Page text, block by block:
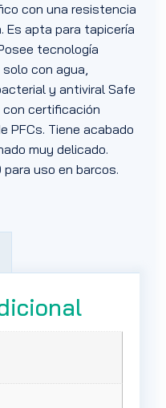
con una resistencia
Es apta para tapicería
tecnología
con agua,
y antiviral Safe
certificación
PFCs. Tiene acabado
muy delicado.
uso en barcos.